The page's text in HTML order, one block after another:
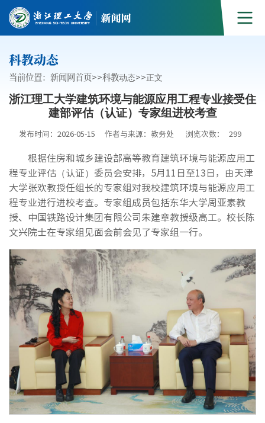
科教动态
当前位置： 新闻网首页>>科教动态>>正文
浙江理工大学建筑环境与能源应用工程专业接受住
建部评估（认证）专家组进校考查
发布时间：2026-05-15 作者与来源：教务处 浏览次数： 299
根据住房和城乡建设部高等教育建筑环境与能源应用工
程专业评估（认证）委员会安排，5月11日至13日，由天津
大学张欢教授任组长的专家组对我校建筑环境与能源应用工
程专业进行进校考查。专家组成员包括东华大学周亚素教
授、中国铁路设计集团有限公司朱建章教授级高工。校长陈
文兴院士在专家组见面会前会见了专家组一行。